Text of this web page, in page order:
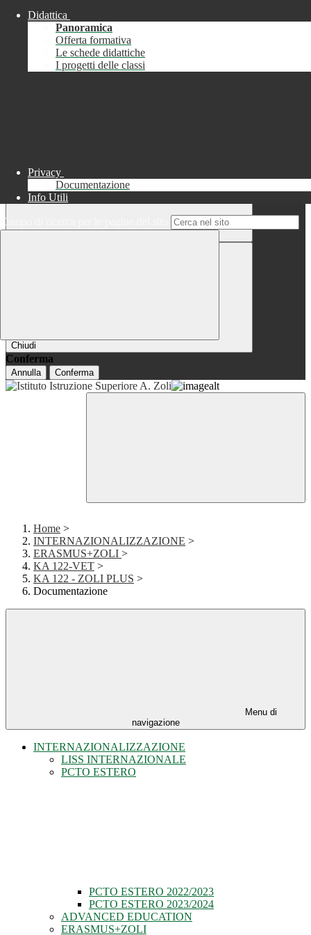
Chiudi
Informazione
Chiudi
Conferma
Annulla Conferma
Didattica
Panoramica
Offerta formativa
Le schede didattiche
I progetti delle classi
Privacy
Documentazione
Info Utili
Campo di ricerca per le pagine del sito
Home >
INTERNAZIONALIZZAZIONE >
ERASMUS+ZOLI >
KA 122-VET >
KA 122 - ZOLI PLUS >
Documentazione
Menu di
navigazione
INTERNAZIONALIZZAZIONE
LISS INTERNAZIONALE
PCTO ESTERO
PCTO ESTERO 2022/2023
PCTO ESTERO 2023/2024
ADVANCED EDUCATION
ERASMUS+ZOLI